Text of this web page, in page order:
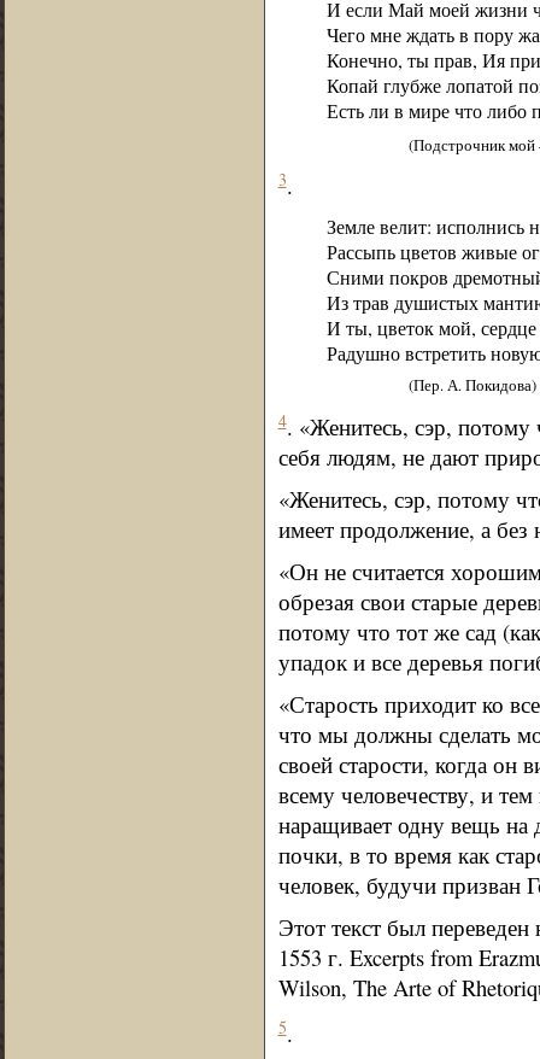
И если Май моей жизни
Чего мне ждать в пору
Конечно, ты прав, Ия
Копай глубже лопатой
Есть ли в мире что либо
(Подстрочник
3.
Земле велит: исполнись
Рассыпь цветов живые
Сними покров
Из трав душистых
И ты, цветок мой, сердце
Радушно встретить
(Пер. А. Покидова)
4. «Женитесь, сэр,
себя людям, не дают
«Женитесь, сэр, потому
имеет продолжение, а без
«Он не считается
обрезая свои старые
потому что тот же сад
упадок и все деревья
«Старость приходит ко
что мы должны сделать
своей старости, когда он
всему человечеству, и
наращивает одну вещь на
почки, в то время как
человек, будучи призван
Этот текст был
1553 г. Excerpts from
Wilson, The Arte of
5.